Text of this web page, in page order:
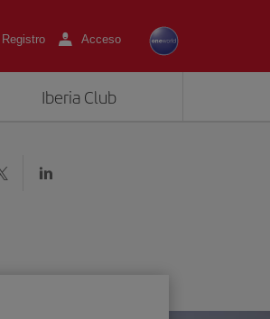
Registro Acceso
Iberia Club